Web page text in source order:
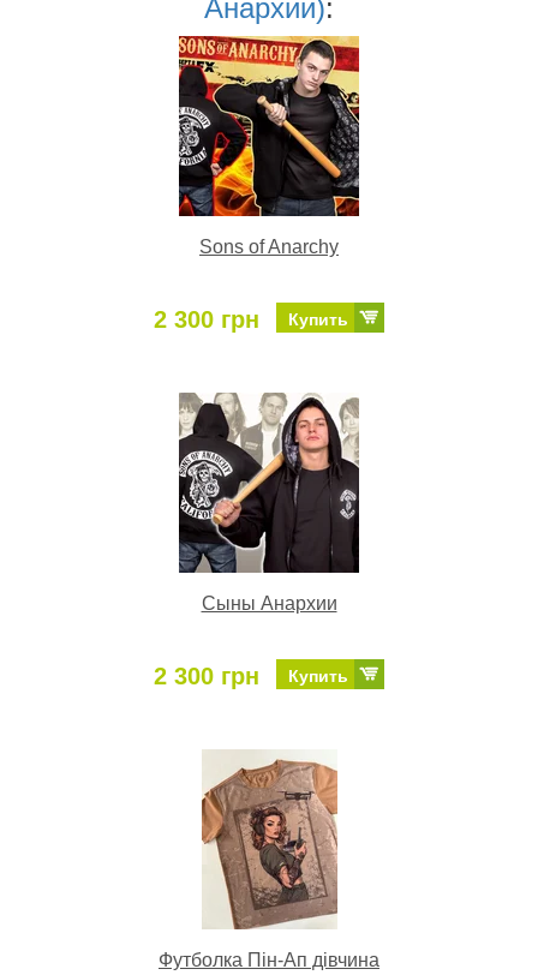
Анархии):
Sons of Anarchy
2 300 грн Купить
Сыны Анархии
2 300 грн Купить
Футболка Пін-Ап дівчина